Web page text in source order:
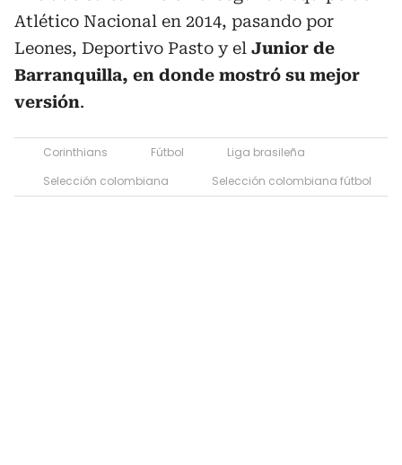
Atlético Nacional en 2014, pasando por
Leones, Deportivo Pasto y el Junior de
Barranquilla, en donde mostró su mejor
versión.
Corinthians Fútbol
Liga brasileña
Selección colombiana
Selección colombiana fútbol